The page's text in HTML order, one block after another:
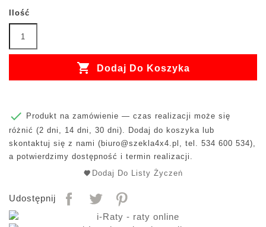
Ilość
 Dodaj Do Koszyka

Produkt na zamówienie — czas realizacji może się
różnić (2 dni, 14 dni, 30 dni). Dodaj do koszyka lub
skontaktuj się z nami ( biuro@szekla4x4.pl , tel. 534 600 534),
a potwierdzimy dostępność i termin realizacji.
Dodaj Do Listy Życzeń
Udostępnij